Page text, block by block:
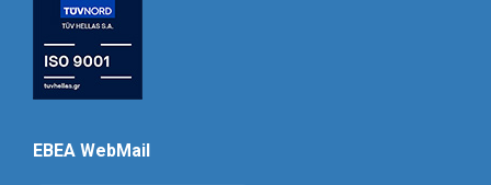
EBEA WebMail